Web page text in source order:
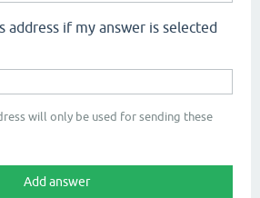
address if my answer is selected
will only be used for sending these